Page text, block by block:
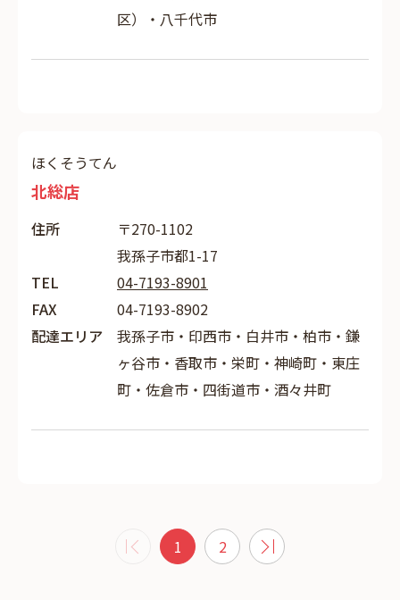
区）・八千代市
ほくそうてん
北総店
住所
〒270-1102
我孫子市都1-17
TEL
04-7193-8901
FAX
04-7193-8902
配達エリア
我孫子市・印西市・白井市・柏市・鎌
ヶ谷市・香取市・栄町・神崎町・東庄
町・佐倉市・四街道市・酒々井町
1 2